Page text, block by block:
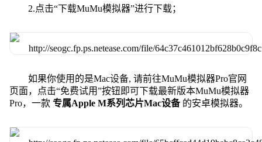
2.点击“下载MuMu模拟器”进行下载；
如果你使用的是Mac设备, 请前往MuMu模拟器Pro官网
页面，点击“免费试用”按钮即可下载最新版本MuMu模拟器
Pro，一款 专属Apple M系列芯片Mac设备 的安卓模拟器。